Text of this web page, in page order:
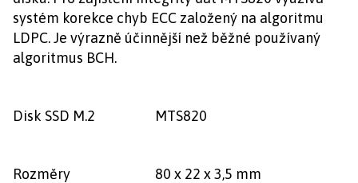
systém korekce chyb ECC založený na algoritmu
LDPC. Je výrazně účinnější než běžné používaný
algoritmus BCH.
Disk SSD M.2 MTS820
Rozměry 80 x 22 x 3,5 mm